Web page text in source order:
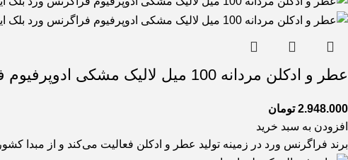
عطر و ادکلن مردانه 100 میل لالیک مشکی ادوپرفیوم فراگرنس ورد بلک اینک Black ink Eau de Parfum For Men Fragrance World
2.948.000 تومان
افزودن به سبد خرید
برند فراگرنس ورد در زمینه تولید عطر و ادکلن فعالیت می‌کند و از مبدا